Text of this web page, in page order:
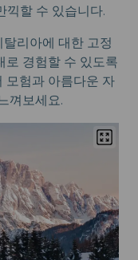
끽할 수 있습니다.
리아에 대한 고정
로 경험할 수 있도록
모험과 아름다운 자
껴보세요.